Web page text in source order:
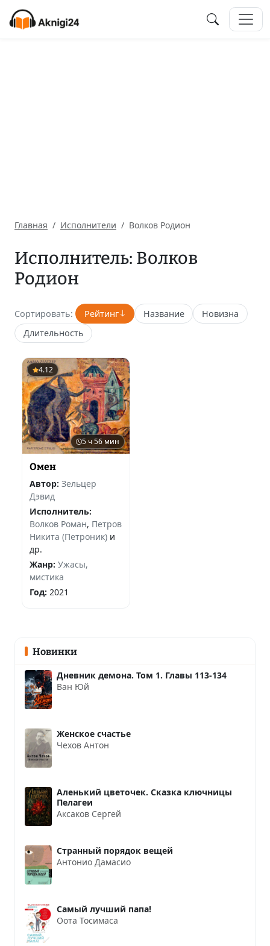
Главная Исполнители Волков Родион
Исполнитель: Волков
Родион
Сортировать: Рейтинг Название
Новизна
Длительность
4.12
5 ч 56 мин
Омен
Автор: Зельцер
Дэвид
Исполнитель:
Волков Роман, Петров
Никита (Петроник) и
др.
Жанр: Ужасы,
мистика
Год: 2021
Новинки
Дневник демона. Том 1. Главы 113-134
Ван Юй
Женское счастье
Чехов Антон
Аленький цветочек. Сказка ключницы
Пелагеи
Аксаков Сергей
Странный порядок вещей
Антонио Дамасио
Самый лучший папа!
Оота Тосимаса